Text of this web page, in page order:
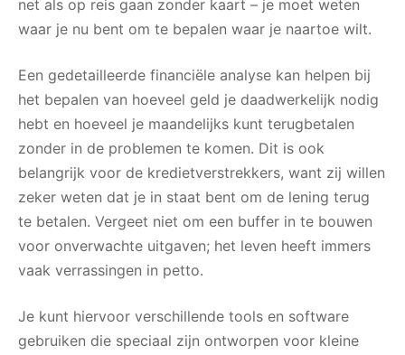
net als op reis gaan zonder kaart – je moet weten
waar je nu bent om te bepalen waar je naartoe wilt.
Een gedetailleerde financiële analyse kan helpen bij
het bepalen van hoeveel geld je daadwerkelijk nodig
hebt en hoeveel je maandelijks kunt terugbetalen
zonder in de problemen te komen. Dit is ook
belangrijk voor de kredietverstrekkers, want zij willen
zeker weten dat je in staat bent om de lening terug
te betalen. Vergeet niet om een buffer in te bouwen
voor onverwachte uitgaven; het leven heeft immers
vaak verrassingen in petto.
Je kunt hiervoor verschillende tools en software
gebruiken die speciaal zijn ontworpen voor kleine